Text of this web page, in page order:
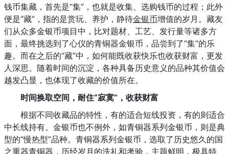
钱币集藏，首先是“集”，也就是收集、选购钱币的过程；此外
便是“藏”，指的是赏玩、养护，静待金银币增值的岁月。藏友
们从众多金银币项目中，比对题材、工艺、发行量等诸多方
面，最终挑选到了心仪的青铜器金银币，品尝到了“集”的乐
趣。而在之后的“藏”中，如何能既收获快乐也收获财富，更发
人深思。随着时间的沉淀，各种具备历史意义的品种其价值会
越发凸显，也体现了收藏的价值所在。
时间换取空间，耐住“寂寞”，收获财富
根据不同收藏品的特性，有的适合短线投资，有的则适合
中长线持有。金银币也不例外，如青铜器系列金银币，则是典
型的“慢热型”品种。青铜器系列金银币，选取了历史悠久的国
之重器青铜器，历经岁月的洗礼和考验，主题鲜明，极具特